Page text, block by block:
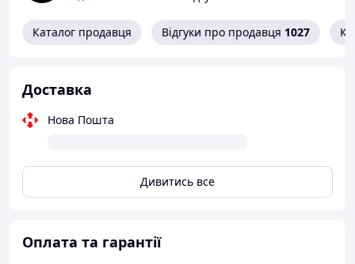
Фіксація: п'ятиточкові ремені безпеки;
Каталог продавця Відгуки про продавця 1027
Доставка
Нова Пошта
Дивитись все
Оплата та гарантії